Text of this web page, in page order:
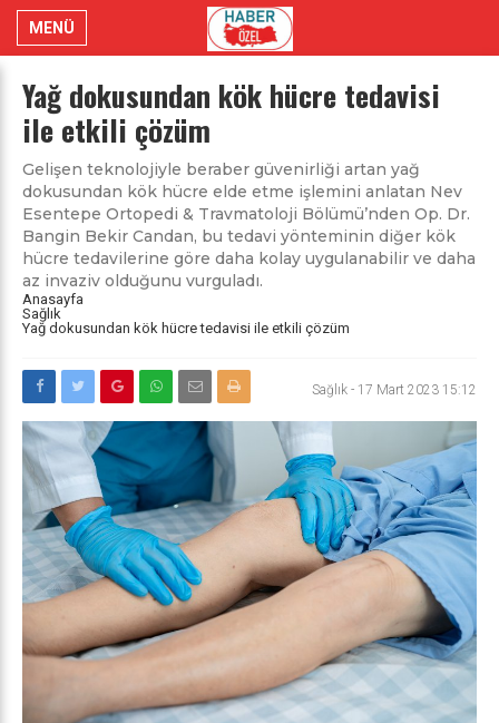
MENÜ
Yağ dokusundan kök hücre tedavisi
ile etkili çözüm
Gelişen teknolojiyle beraber güvenirliği artan yağ
dokusundan kök hücre elde etme işlemini anlatan Nev
Esentepe Ortopedi & Travmatoloji Bölümü’nden Op. Dr.
Bangin Bekir Candan, bu tedavi yönteminin diğer kök
hücre tedavilerine göre daha kolay uygulanabilir ve daha
az invaziv olduğunu vurguladı.
Anasayfa
Sağlık
Yağ dokusundan kök hücre tedavisi ile etkili çözüm
Sağlık - 17 Mart 2023 15:12